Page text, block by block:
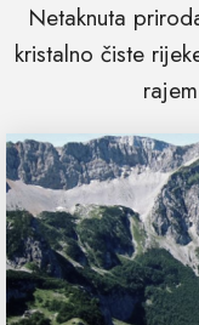
Netaknuta
kristalno čiste